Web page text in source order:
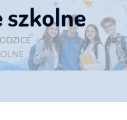
szkolne
/ RODZICE /